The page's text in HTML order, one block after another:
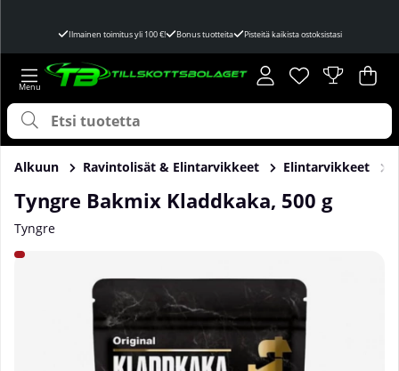
Ilmainen toimitus yli 100 €! Bonus tuotteita Pisteitä kaikista ostoksistasi
Toivelista
Lukumäärä
. .
Alkuun Ravintolisät & Elintarvikkeet Elintarvikkeet
Tyngre Bakmix Kladdkaka, 500 g
Tyngre
Tuotekuvat Tyngre Bakmix Kladdkaka, 500 g